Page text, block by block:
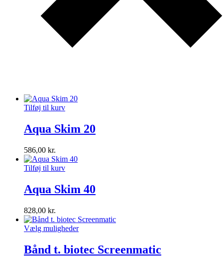
Tilføj til kurv
Aqua Skim 20
586,00 kr.
Tilføj til kurv
Aqua Skim 40
828,00 kr.
Vælg muligheder
Bånd t. biotec Screenmatic